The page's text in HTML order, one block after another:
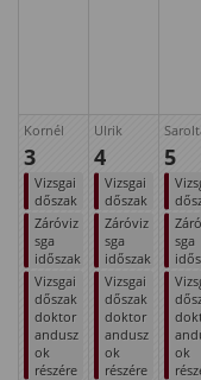
Kornél
3
Vizsgai
dőszak
Záróviz
sga
időszak
Vizsgai
dőszak
doktor
andusz
ok
részére
Ulrik
4
Vizsgai
dőszak
Záróviz
sga
időszak
Vizsgai
dőszak
doktor
andusz
ok
részére
5
sga
ok